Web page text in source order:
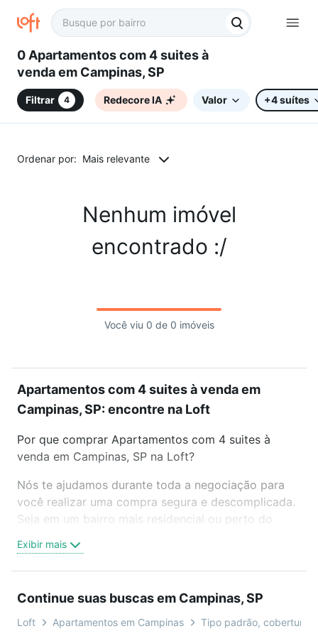
0 Apartamentos com 4 suites à
venda em Campinas, SP
Filtrar 4 Redecore IA Valor +4 suítes
Ordenar por: Mais relevante
Nenhum imóvel
encontrado :/
Você viu 0 de 0 imóveis
Apartamentos com 4 suites à venda em
Campinas, SP: encontre na Loft
Por que comprar Apartamentos com 4 suites à
venda em Campinas, SP na Loft?
Nós te ajudamos durante toda a negociação para
você realizar uma compra segura e descomplicada.
Seja em um bairro mais residencial ou perto do
oferta ideal de Apartamentos com 4 suites à venda
em Campinas, SP para conquistar seu sonho.
é grátis, sem compromisso e você ainda conta com
mais de 46 mil corretores e imobiliárias te ajudando
Exibir mais
Continue suas buscas em Campinas, SP
Loft Apartamentos em Campinas Tipo padrão, cobertura,